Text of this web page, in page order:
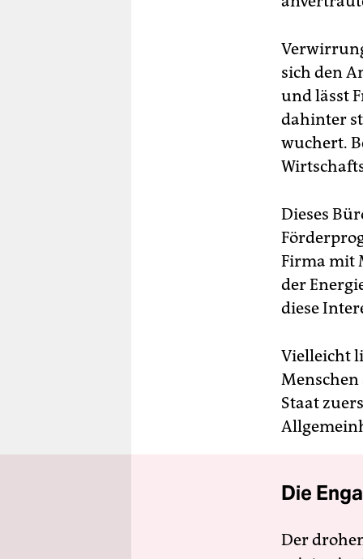
sich den
und lässt
dahinter
wuchert.
Dieses
Firma mit
der
diese
Vielleicht
Staat
Die
Der